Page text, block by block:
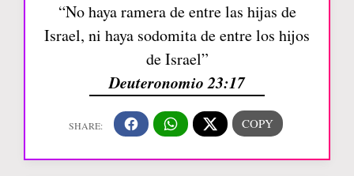
“No haya ramera de entre las hijas de
Israel, ni haya sodomita de entre los hijos
de Israel”
Deuteronomio 23:17